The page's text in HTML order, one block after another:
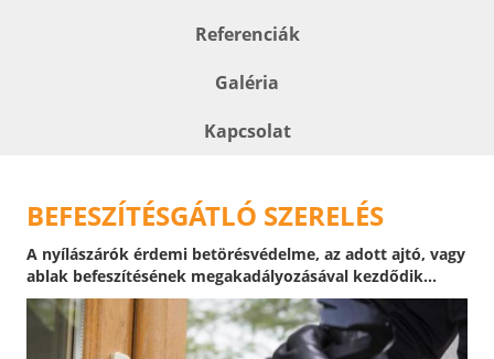
Referenciák
Galéria
Kapcsolat
BEFESZÍTÉSGÁTLÓ SZERELÉS
A nyílászárók érdemi betörésvédelme, az adott ajtó, vagy
ablak befeszítésének megakadályozásával kezdődik...